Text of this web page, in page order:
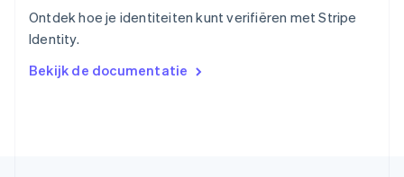
Ontdek hoe je identiteiten kunt verifiëren met Stripe
Identity.
Bekijk de documentatie
Vasteland van China
简体中文
English